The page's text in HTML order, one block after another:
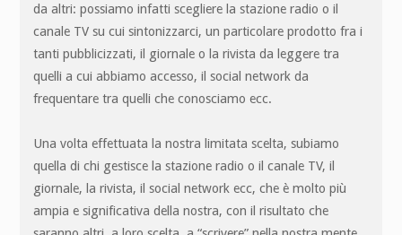
da altri: possiamo infatti scegliere la stazione radio o il
canale TV su cui sintonizzarci, un particolare prodotto fra i
tanti pubblicizzati, il giornale o la rivista da leggere tra
quelli a cui abbiamo accesso, il social network da
frequentare tra quelli che conosciamo ecc.
Una volta effettuata la nostra limitata scelta, subiamo
quella di chi gestisce la stazione radio o il canale TV, il
giornale, la rivista, il social network ecc, che è molto più
ampia e significativa della nostra, con il risultato che